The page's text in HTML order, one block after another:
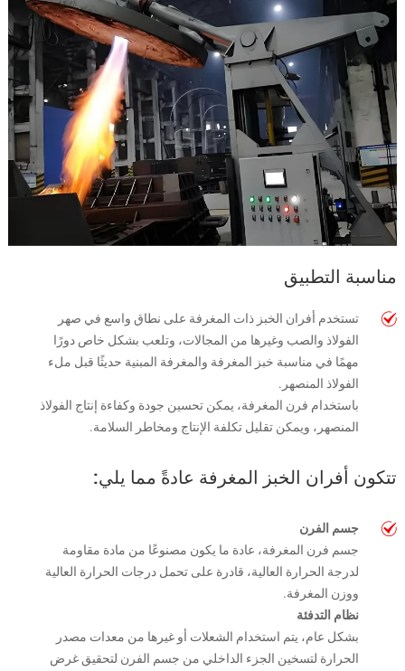
مناسبة التطبيق
تستخدم أفران الخبز ذات المغرفة على نطاق واسع في صهر
الفولاذ والصب وغيرها من المجالات، وتلعب بشكل خاص دورًا
مهمًا في مناسبة خبز المغرفة والمغرفة المبنية حديثًا قبل ملء
الفولاذ المنصهر.
باستخدام فرن المغرفة، يمكن تحسين جودة وكفاءة إنتاج الفولاذ
المنصهر، ويمكن تقليل تكلفة الإنتاج ومخاطر السلامة.
تتكون أفران الخبز المغرفة عادةً مما يلي:
جسم الفرن
جسم فرن المغرفة، عادة ما يكون مصنوعًا من مادة مقاومة
لدرجة الحرارة العالية، قادرة على تحمل درجات الحرارة العالية
ووزن المغرفة.
نظام التدفئة
بشكل عام، يتم استخدام الشعلات أو غيرها من معدات مصدر
الحرارة لتسخين الجزء الداخلي من جسم الفرن لتحقيق غرض